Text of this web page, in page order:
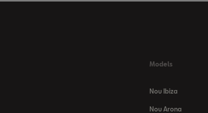
Models
Nou Ibiza
Nou Arona